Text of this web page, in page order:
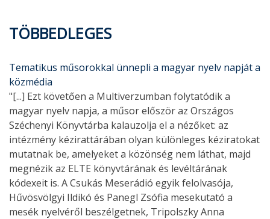
TÖBBEDLEGES
Tematikus műsorokkal ünnepli a magyar nyelv napját a
közmédia
"[...] Ezt követően a Multiverzumban folytatódik a
magyar nyelv napja, a műsor először az Országos
Széchenyi Könyvtárba kalauzolja el a nézőket: az
intézmény kézirattárában olyan különleges kéziratokat
mutatnak be, amelyeket a közönség nem láthat, majd
megnézik az ELTE könyvtárának és levéltárának
kódexeit is. A Csukás Meserádió egyik felolvasója,
Hűvösvölgyi Ildikó és Panegl Zsófia mesekutató a
mesék nyelvéről beszélgetnek, Tripolszky Anna